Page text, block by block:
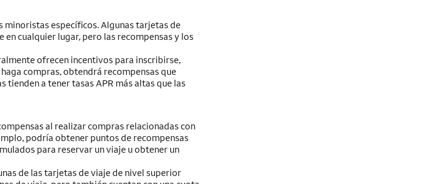
específicos. Algunas tarjetas de
cualquier lugar, pero las recompensas y los
ofrecen incentivos para inscribirse,
compras, obtendrá recompensas que
tienden a tener tasas APR más altas que las
al realizar compras relacionadas con
podría obtener puntos de recompensas
para reservar un viaje u obtener un
de las tarjetas de viaje de nivel superior